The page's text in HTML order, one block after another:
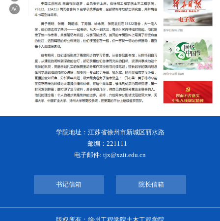
学院地址：江苏省徐州市新城区丽水路
邮编：221111
电子邮件: tjx@xzit.edu.cn
书记信箱 院长信箱